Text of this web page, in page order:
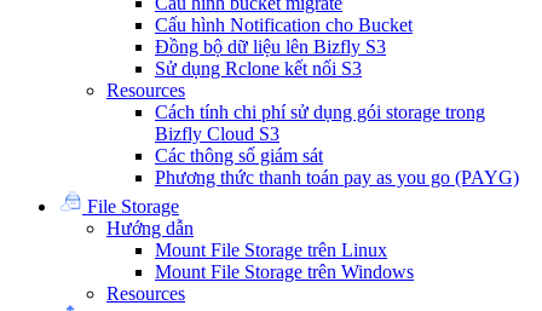
Cấu hình Notification cho Bucket
Đồng bộ dữ liệu lên Bizfly S3
Sử dụng Rclone kết nối S3
Resources
Cách tính chi phí sử dụng gói storage trong
Bizfly Cloud S3
Các thông số giám sát
Phương thức thanh toán pay as you go (PAYG)
File Storage
Hướng dẫn
Mount File Storage trên Linux
Mount File Storage trên Windows
Resources